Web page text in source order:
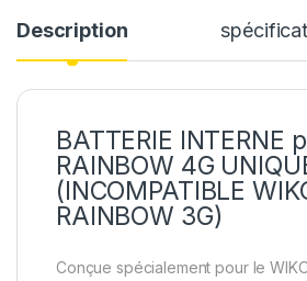
Description
BATTERIE INTERNE
RAINBOW 4G
(INCOMPATIBLE
RAINBOW 3G)
Conçue spécialement pour le